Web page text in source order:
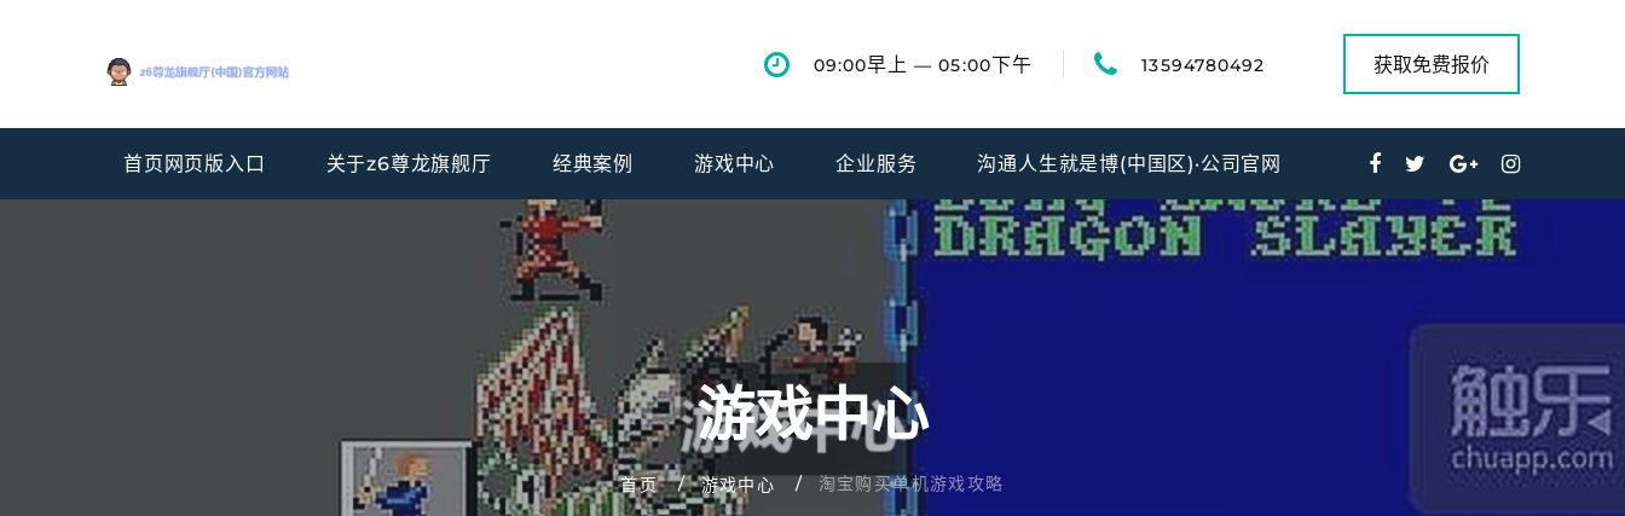
09:00早上 — 05:00下午 13594780492 获取免费报价
首页网页版入口 关于z6尊龙旗舰厅 经典案例 游戏中心 企业服务 沟通人生就是博(中国区)·公司官网
游戏中心
首页 游戏中心 淘宝购买单机游戏攻略